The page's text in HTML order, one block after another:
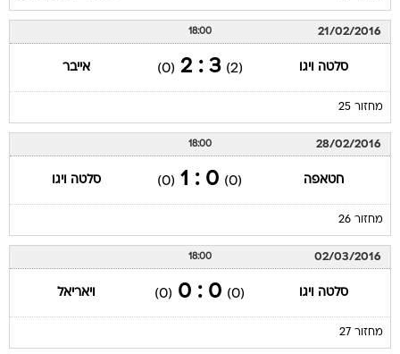
21/02/2016
18:00
סלטה ויגו (2)
3 : 2
(0) אייבר
מחזור 25
28/02/2016
18:00
חטאפה (0)
0 : 1
(0) סלטה ויגו
מחזור 26
02/03/2016
18:00
סלטה ויגו (0)
0 : 0
(0) ויאריאל
מחזור 27